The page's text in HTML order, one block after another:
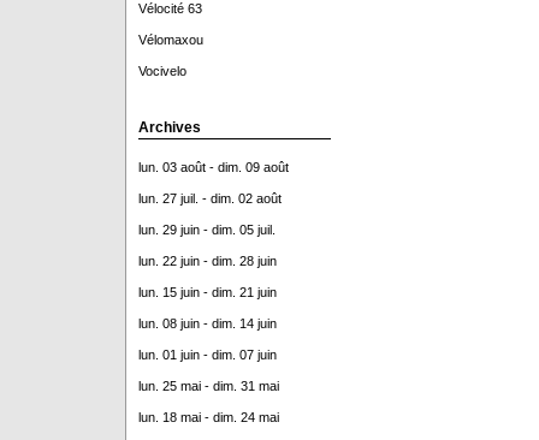
Vélocité 63
Vélomaxou
Vocivelo
Archives
lun. 03 août - dim. 09 août
lun. 27 juil. - dim. 02 août
lun. 29 juin - dim. 05 juil.
lun. 22 juin - dim. 28 juin
lun. 15 juin - dim. 21 juin
lun. 08 juin - dim. 14 juin
lun. 01 juin - dim. 07 juin
lun. 25 mai - dim. 31 mai
lun. 18 mai - dim. 24 mai